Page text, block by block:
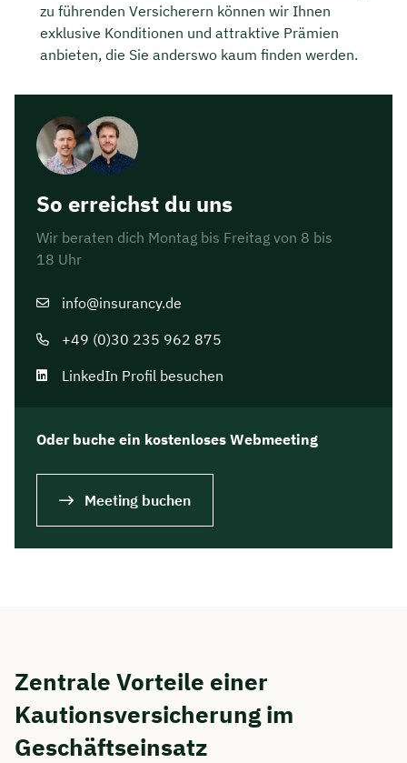
zu führenden Versicherern können wir Ihnen
exklusive Konditionen und attraktive Prämien
anbieten, die Sie anderswo kaum finden werden.
So erreichst du uns
Wir beraten dich Montag bis Freitag von 8 bis
18 Uhr
info@insurancy.de
+49 (0)30 235 962 875
LinkedIn Profil besuchen
Oder buche ein kostenloses Webmeeting
Meeting buchen
Zentrale Vorteile einer
Kautionsversicherung im
Geschäftseinsatz